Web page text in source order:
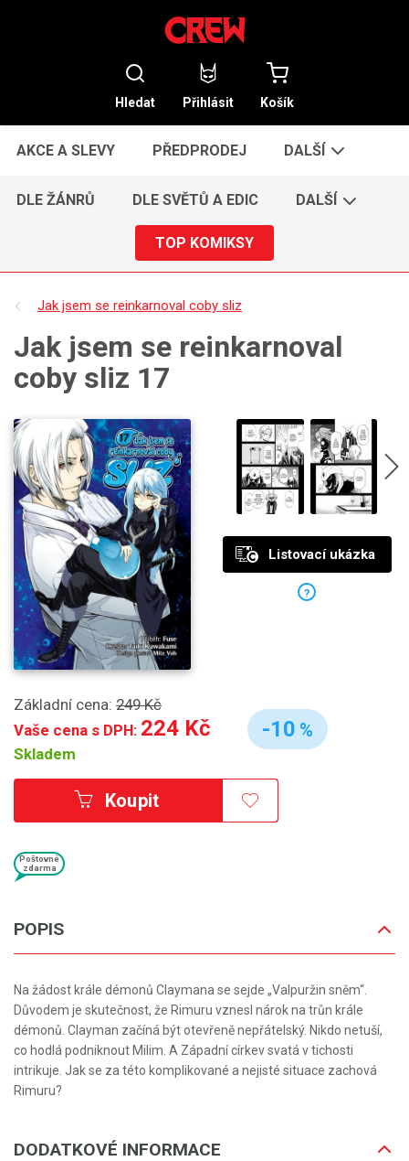
Hledat Přihlásit Košík
AKCE A SLEVY PŘEDPRODEJ DALŠÍ
DLE ŽÁNRŮ DLE SVĚTŮ A EDIC DALŠÍ
TOP KOMIKSY
Jak jsem se reinkarnoval coby sliz
Jak jsem se reinkarnoval
coby sliz 17
Základní cena: 249 Kč
Vaše cena s DPH: 224 Kč
Skladem
-10 %
Koupit
Poštovné
zdarma
POPIS
Na žádost krále démonů Claymana se sejde „Valpuržin sněm“.
Důvodem je skutečnost, že Rimuru vznesl nárok na trůn krále
démonů. Clayman začíná být otevřeně nepřátelský. Nikdo netuší,
co hodlá podniknout Milim. A Západní církev svatá v tichosti
intrikuje. Jak se za této komplikované a nejisté situace zachová
Rimuru?
DODATKOVÉ INFORMACE
Listovací ukázka
?